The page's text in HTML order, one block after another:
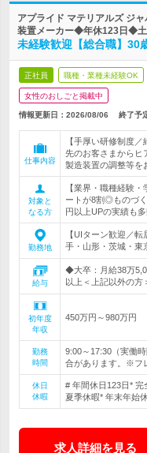
アプライド マテリアルズ ジ
装置メーカー◆年休123日◆
未経験歓迎【総合職】30
正社員 職種・業種未経験OK
女性のおしごと掲載中
情報更新日：2026/08/06 終了予
仕事内容
【手厚い研修制度
先のお客さまからヒ
製造装置の調整等を
対象と
なる方
【業界・職種経験
ートが8割◎ものづ
円以上UPの実績も
勤務地
【UIターン歓迎／
手・山形・茨城・東
給与
◆大卒：月給38万
以上＜上記以外の
初年度
年収
450万円～980万円
勤務
時間
9:00～17:30（実働
合があります。※フ
休日
休暇
# 年間休日123日*
夏季休暇* 年末年始
求人詳細を見る